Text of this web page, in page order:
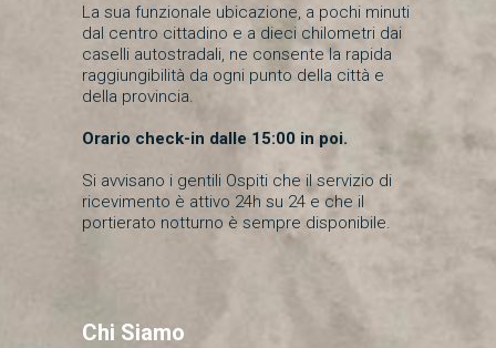
La sua funzionale ubicazione, a pochi minuti
dal centro cittadino e a dieci chilometri dai
caselli autostradali, ne consente la rapida
raggiungibilità da ogni punto della città e
della provincia.
Orario check-in dalle 15:00 in poi.
Si avvisano i gentili Ospiti che il servizio di
ricevimento è attivo 24h su 24 e che il
portierato notturno è sempre disponibile.
Chi Siamo